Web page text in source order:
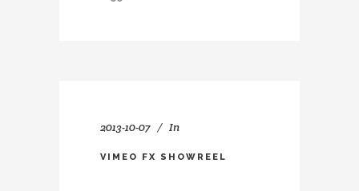
2013-10-07 In
VIMEO FX SHOWREEL